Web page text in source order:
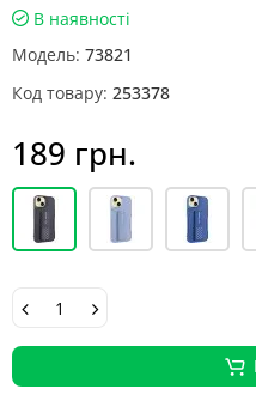
В наявності
Модель: 73821
Код товару: 253378
189 грн.